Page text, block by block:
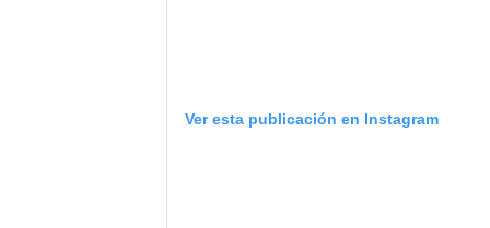
Ver esta publicación en Instagram